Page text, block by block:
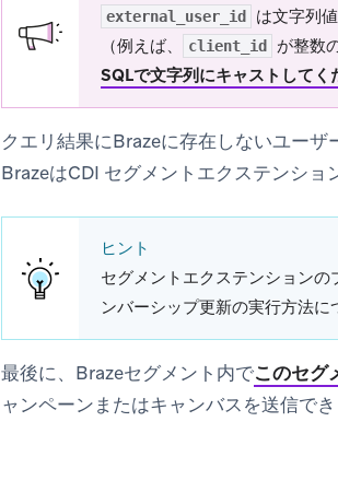
external_user_id は文字列
（例えば、
client_id が整数
SQLで文字列にキャストしてく
クエリ結果にBrazeに存在しないユーザ
BrazeはCDI セグメントエクステンショ
ヒント
セグメントエクステンション
ンバーシップ更新の実行方法に
最後に、Brazeセグメント内でこのセグ
ャンペーンまたはキャンバスを送信でき